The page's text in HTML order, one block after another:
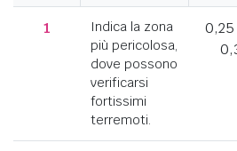
1
Indica la zona
più pericolosa,
dove possono
verificarsi
fortissimi
terremoti.
0,25